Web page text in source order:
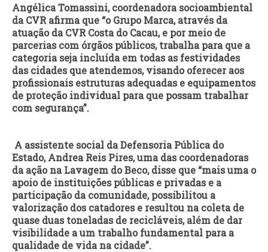
Angélica Tomassini, coordenadora socioambiental
da CVR afirma que “o Grupo Marca, através da
atuação da CVR Costa do Cacau, e por meio de
parcerias com órgãos públicos, trabalha para que a
categoria seja incluída em todas as festividades
das cidades que atendemos, visando oferecer aos
profissionais estruturas adequadas e equipamentos
de proteção individual para que possam trabalhar
com segurança”.
A assistente social da Defensoria Pública do
Estado, Andrea Reis Pires, uma das coordenadoras
da ação na Lavagem do Beco, disse que “mais uma o
apoio de instituições públicas e privadas e a
participação da comunidade, possibilitou a
valorização dos catadores e resultou na coleta de
quase duas toneladas de recicláveis, além de dar
visibilidade a um trabalho fundamental para a
qualidade de vida na cidade”.